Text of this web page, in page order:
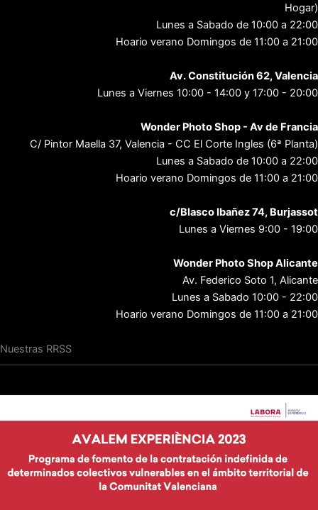
Hogar)
Lunes a Sabado de 10:00 a 22:00
Hoario verano Domingos de 11:00 a 21:00
Av. Constitución 62, Valencia
Lunes a Viernes 10:00 - 14:00 y 17:00 - 20:00
Wonder Photo Shop - Av de Francia
C/ Pintor Maella 37, Valencia - CC El Corte Ingles (6ª Planta)
Lunes a Sabado de 10:00 a 22:00
Hoario verano Domingos de 11:00 a 21:00
c/Blasco Ibañez 74, Burjassot
Lunes a Viernes 9:00 - 19:00
Wonder Photo Shop Alicante
Av. Federico Soto 1, Alicante
Lunes a Sabado 10:00 - 22:00
Hoario verano Domingos de 11:00 a 21:00
Nuestras RRSS